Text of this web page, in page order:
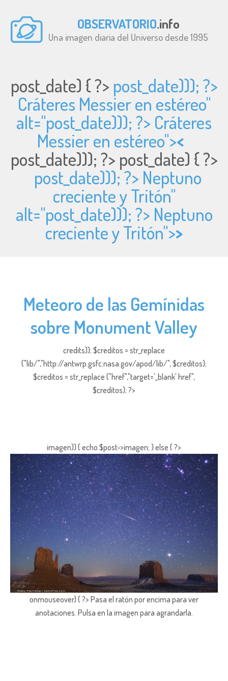
OBSERVATORIO.info
Una imagen diaria del Universo desde 1995
post_date) { ?> post_date))); ?>
Cráteres Messier en estéreo"
alt="post_date))); ?> Cráteres
Messier en estéreo"><
post_date))); ?> post_date) { ?>
post_date))); ?> Neptuno
creciente y Tritón"
alt="post_date))); ?> Neptuno
creciente y Tritón">>
Meteoro de las Gemínidas
sobre Monument Valley
credits)); $creditos = str_replace
("lib/","http://antwrp.gsfc.nasa.gov/apod/lib/", $creditos);
$creditos = str_replace ("href","target='_blank' href",
$creditos); ?>
imagen)) { echo $post->imagen; } else { ?>
onmouseover) { ?> Pasa el ratón por encima para ver
anotaciones. Pulsa en la imagen para agrandarla.